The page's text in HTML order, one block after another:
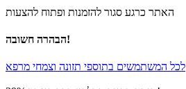
האתר כרגע סגור להזמנות ופתוח להצעות
הבהרה חשובה!
לכל המשתמשים בתוספי תזונה וצמחי מרפא